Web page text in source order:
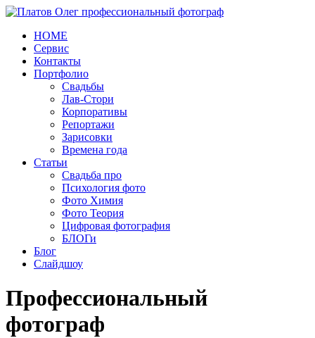
HOME
Сервис
Контакты
Портфолио
Свадьбы
Лав-Стори
Корпоративы
Репортажи
Зарисовки
Времена года
Статьи
Свадьба про
Психология фото
Фото Химия
Фото Теория
Цифровая фотография
БЛОГи
Блог
Слайдшоу
Профессиональный
фотограф